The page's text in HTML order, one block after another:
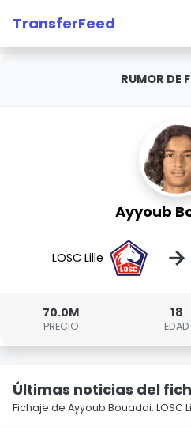
TransferFeed
RUMOR DE
Ayyoub
LOSC Lille →
70.0M
PRECIO
18
EDAD
Últimas noticias del
Fichaje de Ayyoub Bouaddi: LOSC